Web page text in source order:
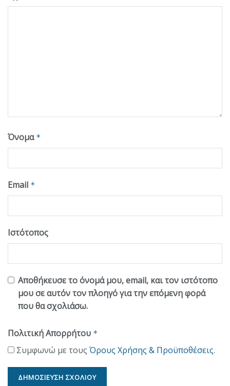
Όνομα *
Email *
Ιστότοπος
Αποθήκευσε το όνομά μου, email, και τον ιστότοπο
μου σε αυτόν τον πλοηγό για την επόμενη φορά
που θα σχολιάσω.
Πολιτική Απορρήτου *
Συμφωνώ με τους Όρους Χρήσης & Προϋποθέσεις.